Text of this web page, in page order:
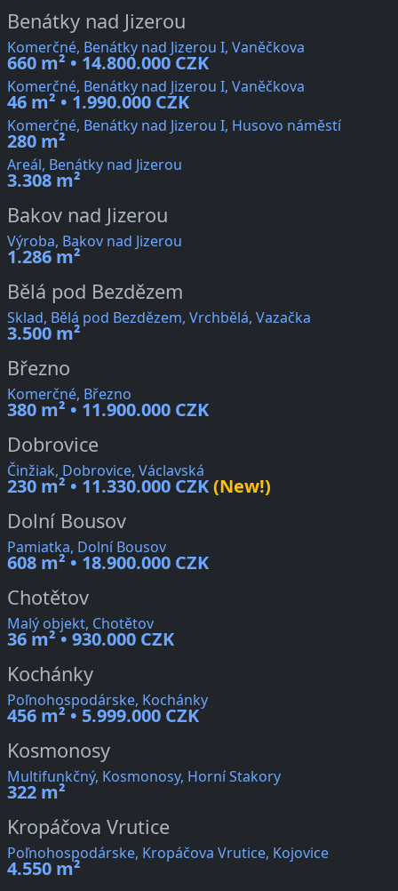
Benátky nad Jizerou
Komerčné, Benátky nad Jizerou I, Vaněčkova
660 m² • 14.800.000 CZK
Komerčné, Benátky nad Jizerou I, Vaněčkova
46 m² • 1.990.000 CZK
Komerčné, Benátky nad Jizerou I, Husovo náměstí
280 m²
Areál, Benátky nad Jizerou
3.308 m²
Bakov nad Jizerou
Výroba, Bakov nad Jizerou
1.286 m²
Bělá pod Bezdězem
Sklad, Bělá pod Bezdězem, Vrchbělá, Vazačka
3.500 m²
Březno
Komerčné, Březno
380 m² • 11.900.000 CZK
Dobrovice
Činžiak, Dobrovice, Václavská
230 m² • 11.330.000 CZK(New!)
Dolní Bousov
Pamiatka, Dolní Bousov
608 m² • 18.900.000 CZK
Chotětov
Malý objekt, Chotětov
36 m² • 930.000 CZK
Kochánky
Poľnohospodárske, Kochánky
456 m² • 5.999.000 CZK
Kosmonosy
Multifunkčný, Kosmonosy, Horní Stakory
322 m²
Kropáčova Vrutice
Poľnohospodárske, Kropáčova Vrutice, Kojovice
4.550 m²